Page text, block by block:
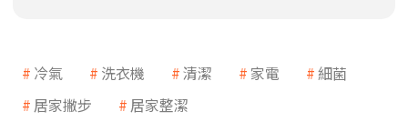
冷氣 洗衣機 清潔 家電
細菌
居家撇步
居家整潔